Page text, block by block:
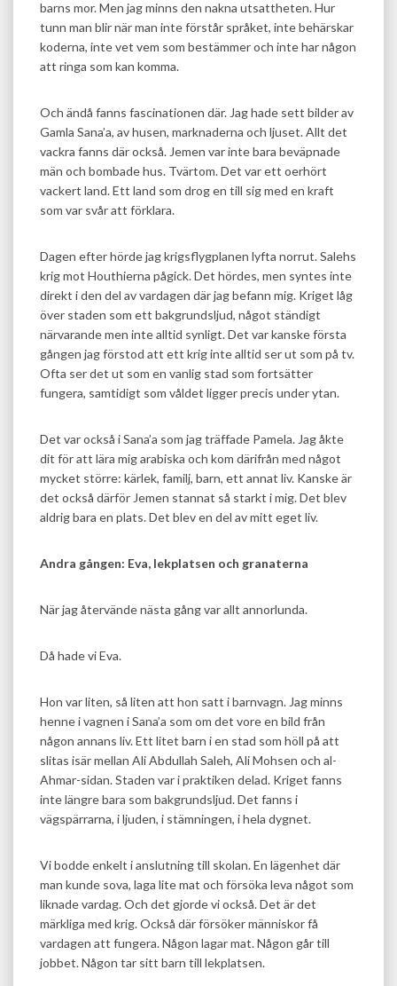
barns mor. Men jag minns den nakna utsattheten. Hur
tunn man blir när man inte förstår språket, inte behärskar
koderna, inte vet vem som bestämmer och inte har någon
att ringa som kan komma.
Och ändå fanns fascinationen där. Jag hade sett bilder av
Gamla Sana’a, av husen, marknaderna och ljuset. Allt det
vackra fanns där också. Jemen var inte bara beväpnade
män och bombade hus. Tvärtom. Det var ett oerhört
vackert land. Ett land som drog en till sig med en kraft
som var svår att förklara.
Dagen efter hörde jag krigsflygplanen lyfta norrut. Salehs
krig mot Houthierna pågick. Det hördes, men syntes inte
direkt i den del av vardagen där jag befann mig. Kriget låg
över staden som ett bakgrundsljud, något ständigt
närvarande men inte alltid synligt. Det var kanske första
gången jag förstod att ett krig inte alltid ser ut som på tv.
Ofta ser det ut som en vanlig stad som fortsätter
fungera, samtidigt som våldet ligger precis under ytan.
Det var också i Sana’a som jag träffade Pamela. Jag åkte
dit för att lära mig arabiska och kom därifrån med något
mycket större: kärlek, familj, barn, ett annat liv. Kanske är
det också därför Jemen stannat så starkt i mig. Det blev
aldrig bara en plats. Det blev en del av mitt eget liv.
Andra gången: Eva, lekplatsen och granaterna
När jag återvände nästa gång var allt annorlunda.
Då hade vi Eva.
Hon var liten, så liten att hon satt i barnvagn. Jag minns
henne i vagnen i Sana’a som om det vore en bild från
någon annans liv. Ett litet barn i en stad som höll på att
slitas isär mellan Ali Abdullah Saleh, Ali Mohsen och al-
Ahmar-sidan. Staden var i praktiken delad. Kriget fanns
inte längre bara som bakgrundsljud. Det fanns i
vägspärrarna, i ljuden, i stämningen, i hela dygnet.
Vi bodde enkelt i anslutning till skolan. En lägenhet där
man kunde sova, laga lite mat och försöka leva något som
liknade vardag. Och det gjorde vi också. Det är det
märkliga med krig. Också där försöker människor få
vardagen att fungera. Någon lagar mat. Någon går till
jobbet. Någon tar sitt barn till lekplatsen.